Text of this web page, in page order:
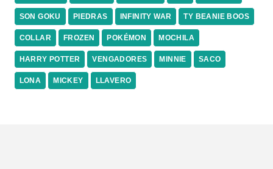
SON GOKU PIEDRAS INFINITY WAR TY BEANIE BOOS
COLLAR FROZEN POKÉMON MOCHILA
HARRY POTTER VENGADORES MINNIE SACO
LONA MICKEY LLAVERO